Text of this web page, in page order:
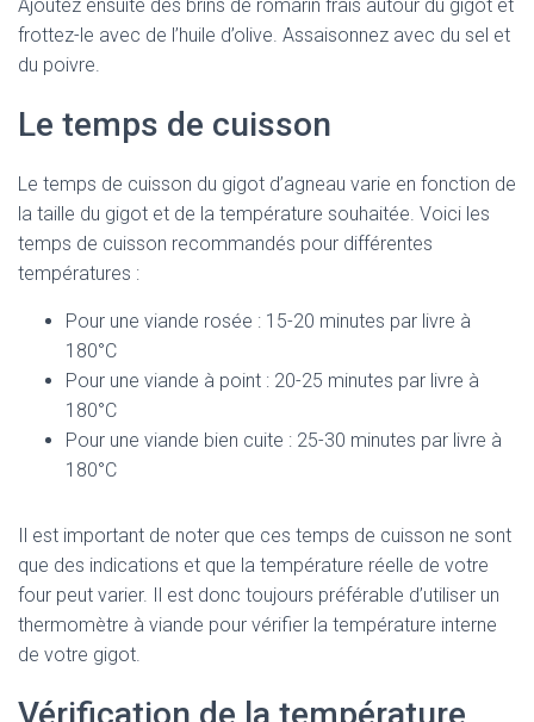
Ajoutez ensuite des brins de romarin frais autour du gigot et
frottez-le avec de l’huile d’olive. Assaisonnez avec du sel et
du poivre.
Le temps de cuisson
Le temps de cuisson du gigot d’agneau varie en fonction de
la taille du gigot et de la température souhaitée. Voici les
temps de cuisson recommandés pour différentes
températures :
Pour une viande rosée : 15-20 minutes par livre à
180°C
Pour une viande à point : 20-25 minutes par livre à
180°C
Pour une viande bien cuite : 25-30 minutes par livre à
180°C
Il est important de noter que ces temps de cuisson ne sont
que des indications et que la température réelle de votre
four peut varier. Il est donc toujours préférable d’utiliser un
thermomètre à viande pour vérifier la température interne
de votre gigot.